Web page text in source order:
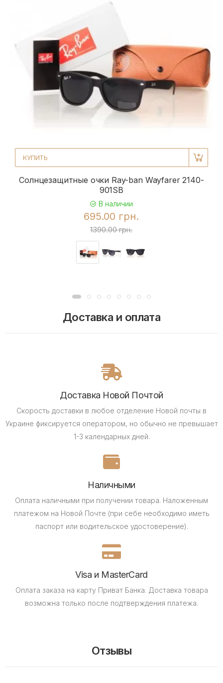
КУПИТЬ
Солнцезащитные очки Ray-ban Wayfarer 2140-
901SB
В наличии
695.00 грн.
1390.00 грн.
Доставка и оплата
Доставка Новой Почтой
Скорость доставки в любое отделение Новой почты в
Украине фиксируется оператором, но обычно не превышает
1-3 календарных дней.
Наличными
Оплата наличными при получении товара. Наложенным
платежом на Новой Почте (при себе необходимо иметь
паспорт или водительское удостоверение).
Visa и MasterCard
Оплата заказа на карту Приват Банка. Доставка товара
возможна только после подтверждения платежа.
Отзывы